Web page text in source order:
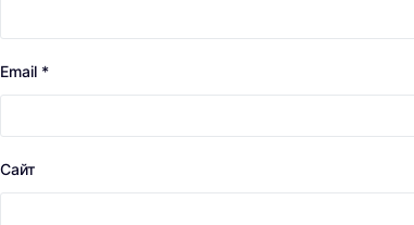
Email *
Сайт